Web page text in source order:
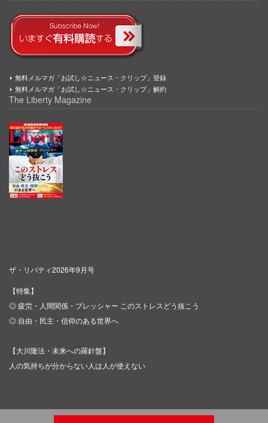
無料メルマガ「お試し☆ニュース・クリップ」登録
無料メルマガ「お試し☆ニュース・クリップ」解約
The Liberty Magazine
ザ・リバティ2026年9月号
【特集】
◎ 疲労・人間関係・プレッシャー このストレスどう抜こう
◎ 自由・民主・信仰のある世界へ
【大川隆法・未来への羅針盤】
人の気持ちが分からない人は人が使えない